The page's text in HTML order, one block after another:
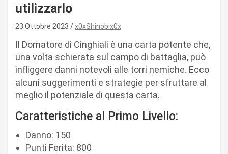
utilizzarlo
23 Ottobre 2023 x0xShinobix0x
Il Domatore di Cinghiali è una carta potente che,
una volta schierata sul campo di battaglia, può
infliggere danni notevoli alle torri nemiche. Ecco
alcuni suggerimenti e strategie per sfruttare al
meglio il potenziale di questa carta.
Caratteristiche al Primo Livello:
Danno: 150
Punti Ferita: 800